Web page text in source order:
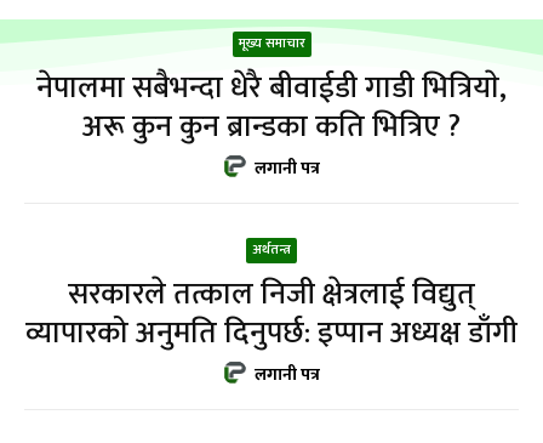
मूख्य समाचार
नेपालमा सबैभन्दा धेरै बीवाईडी गाडी भित्रियाे,
अरू कुन कुन ब्रान्डका कति भित्रिए ?
लगानी पत्र
अर्थतन्त्र
सरकारले तत्काल निजी क्षेत्रलाई विद्युत्
व्यापारको अनुमति दिनुपर्छ: इप्पान अध्यक्ष डाँगी
लगानी पत्र